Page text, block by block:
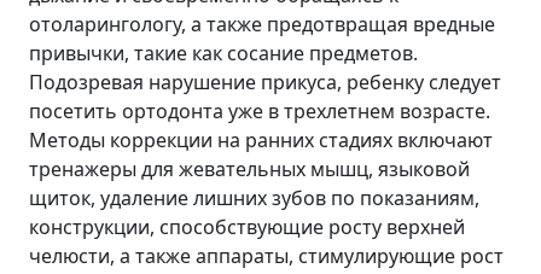
отоларингологу, а также предотвращая вредные
привычки, такие как сосание предметов.
Подозревая нарушение прикуса, ребенку следует
посетить ортодонта уже в трехлетнем возрасте.
Методы коррекции на ранних стадиях включают
тренажеры для жевательных мышц, языковой
щиток, удаление лишних зубов по показаниям,
конструкции, способствующие росту верхней
челюсти, а также аппараты, стимулирующие рост